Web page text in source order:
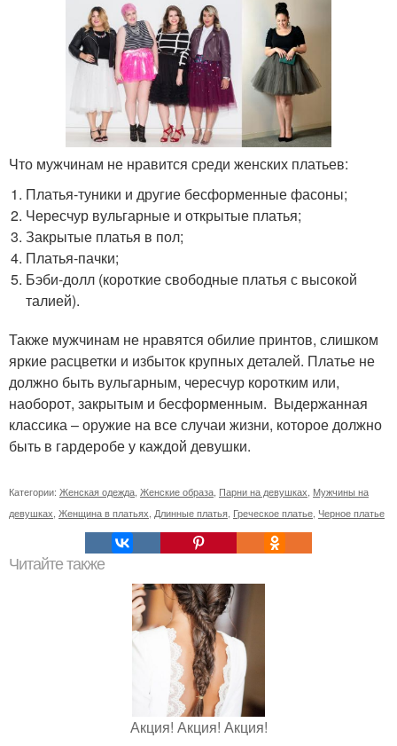
Что мужчинам не нравится среди женских платьев:
Платья-туники и другие бесформенные фасоны;
Чересчур вульгарные и открытые платья;
Закрытые платья в пол;
Платья-пачки;
Бэби-долл (короткие свободные платья с высокой
талией).
Также мужчинам не нравятся обилие принтов, слишком
яркие расцветки и избыток крупных деталей. Платье не
должно быть вульгарным, чересчур коротким или,
наоборот, закрытым и бесформенным. Выдержанная
классика – оружие на все случаи жизни, которое должно
быть в гардеробе у каждой девушки.
Категории: Женская одежда Женские образа Парни на девушках Мужчины на
девушках Женщина в платьях Длинные платья Греческое платье Черное платье
Читайте также
Акция! Акция! Акция!